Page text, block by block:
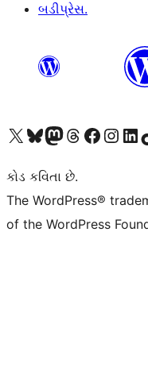
બડીપ્રેસ.
અમારા X (અગાઉ ટ્વિટર) એકાઉન્ટની મુલાકાત લોઅમારા Bluesky એકાઉન્ટની મુલાકાત લોઅમારા માસ્ટોડોન એકાઉન્ટની મુલાકાત લોઅમારા Threads એકાઉન્ટની મુલાકાત લો અમારા ફેસબુક પેજની મુલાકાત લોઅમારા ઇન્સ્ટાગ્રામ એકાઉન્ટની મુલાકાત લો અમારા LinkedIn એકાઉન્ટની મુલાકાત લોઅમારા
કોડ કવિતા છે.
The WordPress®
of the WordPress